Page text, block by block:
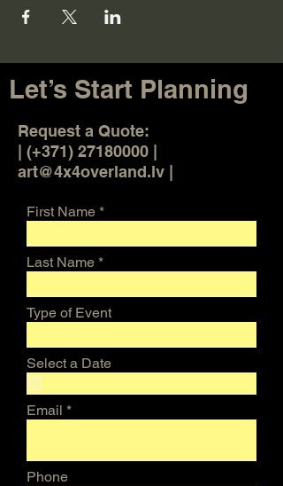
Let’s Start Planning
Request a Quote:
| (+371) 27180000 |
art@4x4overland.lv |
First Name
Last Name
Type of Event
Select a Date
Email
Phone